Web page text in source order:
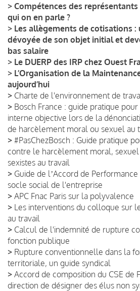
> Compétences des
qui on en parle ?
> Les allègements de cotisations :
dévoyée de son objet initial et
bas salaire
> Le DUERP des IRP chez Ouest
> L’Organisation de la
aujourd’hui
> Charte de l'environnement de
> Bosch France : guide pratique
interne objective lors de la
de harcèlement moral ou sexuel au
> #PasChezBosch : Guide pratique
contre le harcèlement moral,
sexistes au travail
> Guide de lʼAccord de
socle social de l'entreprise
> APC Fnac Paris sur la polyvalence
> Les interventions du colloque sur
au travail
> Calcul de l'indemnité de rupture
fonction publique
> Rupture conventionnelle dans la
territoriale, un guide syndical
> Accord de composition du CSE de
direction de désigner des élus non